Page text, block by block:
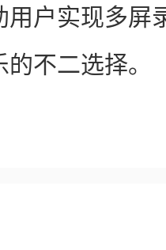
用户实现多屏
不二选择。